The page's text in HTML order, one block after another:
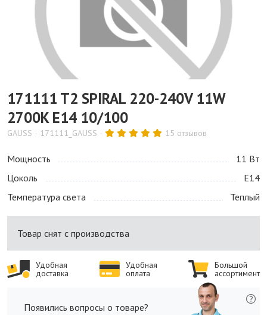
171111 T2 SPIRAL 220-240V 11W
2700K E14 10/100
GAUSS 171111_GAUSS 15 отзывов
Мощность
11 Bт
Цоколь
E14
Температура света
Теплый
Товар снят с производства
Удобная
доставка
Удобная
оплата
Большой
ассортимент
Появились вопросы о товаре?